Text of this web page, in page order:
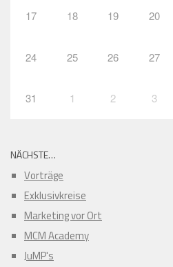
17 18 19 20
24 25 26 27
31 1 2 3
NÄCHSTE…
Vorträge
Exklusivkreise
Marketing vor Ort
MCM Academy
JuMP's